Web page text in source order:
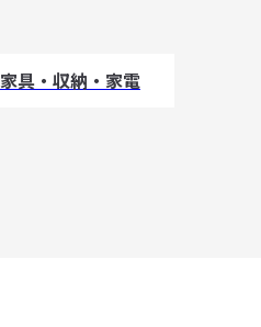
家具・収納・家電